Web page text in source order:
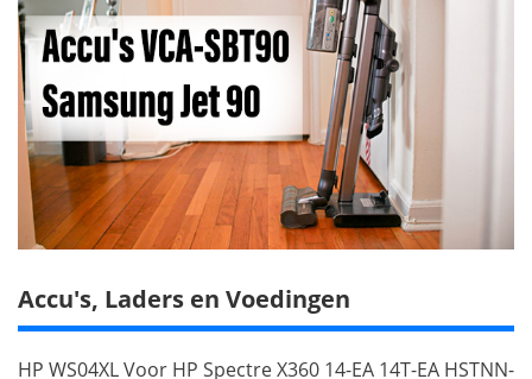
Accu's, Laders en Voedingen
HP WS04XL Voor HP Spectre X360 14-EA 14T-EA HSTNN-